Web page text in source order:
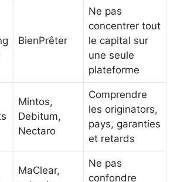
BienPrêter
Ne pas
concentrer tout
le capital sur
une seule
plateforme
Mintos,
Debitum,
Nectaro
Comprendre
les originators,
pays, garanties
et retards
MaClear,
Ne pas
confondre